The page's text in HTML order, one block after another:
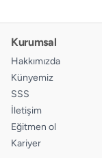
Kurumsal
Hakkımızda
Künyemiz
SSS
İletişim
Eğitmen ol
Kariyer